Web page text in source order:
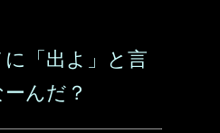
「出よ」と言
んだ？